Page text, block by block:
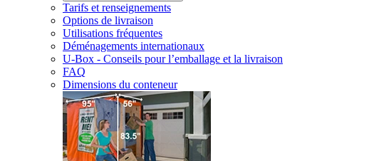
Tarifs et renseignements
Options de livraison
Utilisations fréquentes
Déménagements internationaux
U-Box - Conseils pour l’emballage et la livraison
FAQ
Dimensions du conteneur